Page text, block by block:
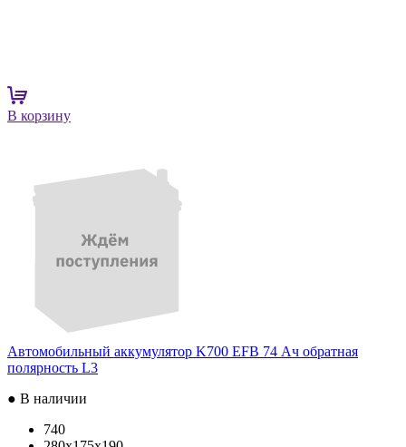
В корзину
Автомобильный аккумулятор K700 EFB 74 Ач обратная
полярность L3
● В наличии
740